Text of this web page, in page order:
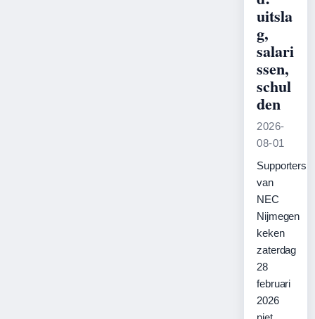
uitsla
g,
salari
ssen,
schul
den
2026-
08-01
Supporters
van
NEC
Nijmegen
keken
zaterdag
28
februari
2026